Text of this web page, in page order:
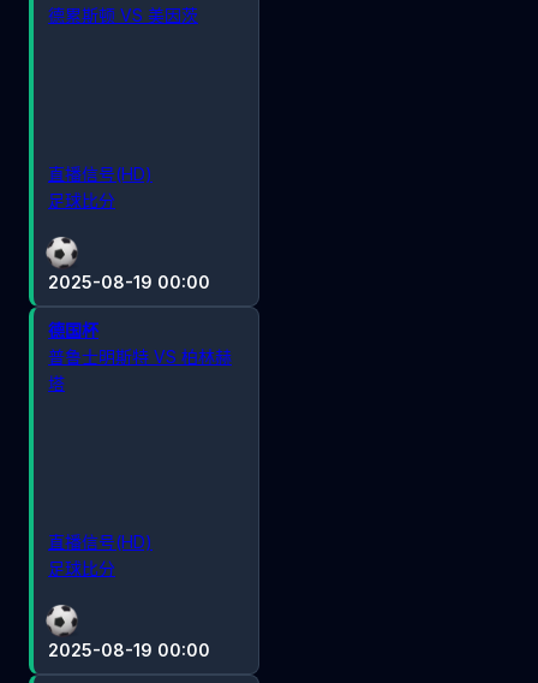
2025-08-19 00:00
德累斯顿 VS 美因茨
直播信号(HD)
足球比分
2025-08-19 00:00
德国杯
普鲁士明斯特 VS 柏林赫
塔
直播信号(HD)
足球比分